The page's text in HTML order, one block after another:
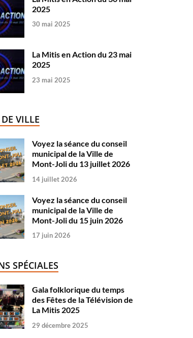
2025
30 mai 2025
La Mitis en Action du 23 mai
2025
23 mai 2025
VILLE
Voyez la séance du conseil
municipal de la Ville de
Mont-Joli du 13 juillet 2026
14 juillet 2026
Voyez la séance du conseil
municipal de la Ville de
Mont-Joli du 15 juin 2026
17 juin 2026
SPÉCIALES
Gala folklorique du temps
des Fêtes de la Télévision de
La Mitis 2025
29 décembre 2025